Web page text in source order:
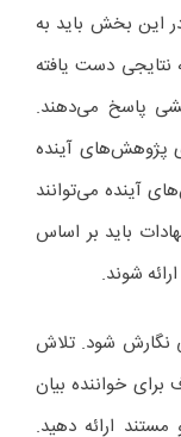
این بخش باید به
دست یافته
پاسخ می‌دهند.
پژوهش‌های آینده
آینده می‌توانند
باید بر اساس
شوند.
نگارش شود. تلاش
برای خواننده بیان
ارائه دهید.